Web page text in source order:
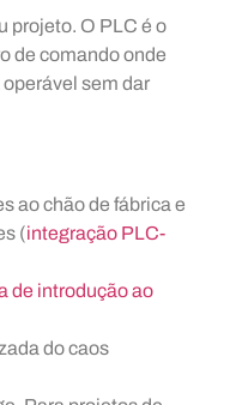
projeto. O PLC é o
de comando onde
sem dar
ao chão de fábrica e
(integração PLC-
de introdução ao
do caos